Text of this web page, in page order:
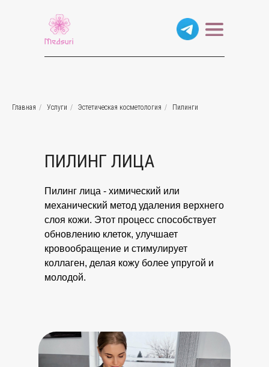
Главная / Услуги / Эстетическая косметология / Пилинги
Пилинг лица - химический или
механический метод удаления верхнего
слоя кожи. Этот процесс способствует
обновлению клеток, улучшает
кровообращение и стимулирует
коллаген, делая кожу более упругой и
молодой.
ПИЛИНГ ЛИЦА